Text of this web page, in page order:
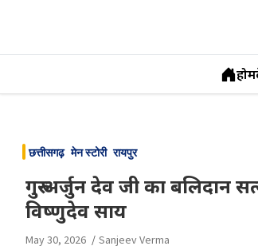
content
होम
छत्तीसगढ़ मेन स्टोरी रायपुर
गुरु अर्जुन देव जी का बलिदान
विष्णुदेव साय
May 30, 2026 Sanjeev Verma